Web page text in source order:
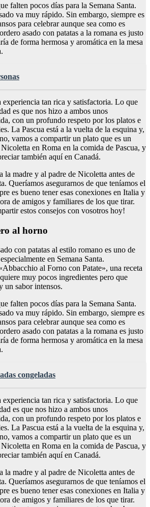
falten pocos días para la Semana Santa.
va muy rápido. Sin embargo, siempre es
para celebrar aunque sea como es
asado con patatas a la romana es justo
de forma hermosa y aromática en la mesa
experiencia tan rica y satisfactoria. Lo que
es que nos hizo a ambos unos
con un profundo respeto por los platos e
La Pascua está a la vuelta de la esquina y,
vamos a compartir un plato que es un
en Roma en la comida de Pascua, y
también aquí en Canadá.
la madre y al padre de Nicoletta antes de
Queríamos asegurarnos de que teníamos el
es bueno tener esas conexiones en Italia y
de amigos y familiares de los que tirar.
estos consejos con vosotros hoy!
al horno
con patatas al estilo romano es uno de
en Semana Santa.
al Forno con Patate», una receta
muy pocos ingredientes pero que
un sabor intensos.
falten pocos días para la Semana Santa.
va muy rápido. Sin embargo, siempre es
para celebrar aunque sea como es
asado con patatas a la romana es justo
de forma hermosa y aromática en la mesa
congeladas
experiencia tan rica y satisfactoria. Lo que
es que nos hizo a ambos unos
con un profundo respeto por los platos e
La Pascua está a la vuelta de la esquina y,
vamos a compartir un plato que es un
en Roma en la comida de Pascua, y
también aquí en Canadá.
la madre y al padre de Nicoletta antes de
Queríamos asegurarnos de que teníamos el
es bueno tener esas conexiones en Italia y
de amigos y familiares de los que tirar.